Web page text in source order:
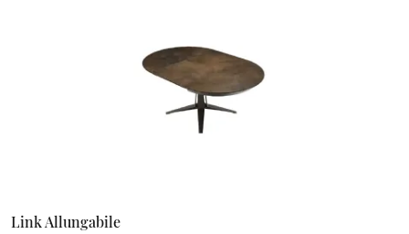
Link Allungabile